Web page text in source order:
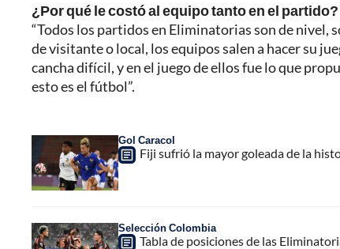
¿Por qué le costó al equipo tanto en el partido?
“Todos los partidos en Eliminatorias son de nivel,
de visitante o local, los equipos salen a hacer su
cancha difícil, y en el juego de ellos fue lo que
esto es el fútbol”.
Gol Caracol
Fiji sufrió la mayor goleada de la
Selección Colombia
Tabla de posiciones de las